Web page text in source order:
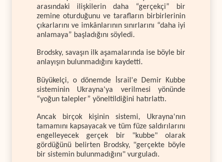
arasındaki ilişkilerin daha “gerçekçi” bir
zemine oturduğunu ve tarafların birbirlerinin
çıkarlarını ve imkânlarının sınırlarını “daha iyi
anlamaya” başladığını söyledi.
Brodsky, savaşın ilk aşamalarında ise böyle bir
anlayışın bulunmadığını kaydetti.
Büyükelçi, o dönemde İsrail'e Demir Kubbe
sisteminin Ukrayna'ya verilmesi yönünde
“yoğun talepler” yöneltildiğini hatırlattı.
Ancak birçok kişinin sistemi, Ukrayna'nın
tamamını kapsayacak ve tüm füze saldırılarını
engelleyecek gerçek bir "kubbe" olarak
gördüğünü belirten Brodsky, "gerçekte böyle
bir sistemin bulunmadığını" vurguladı.